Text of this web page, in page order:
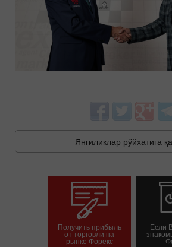
Янгиликлар рўйхатига
Получить прибыль
от торговли на
рынке Форекс
Если